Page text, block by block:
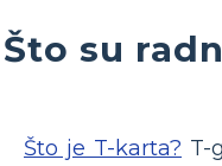
Što su
Što je T-karta? T-